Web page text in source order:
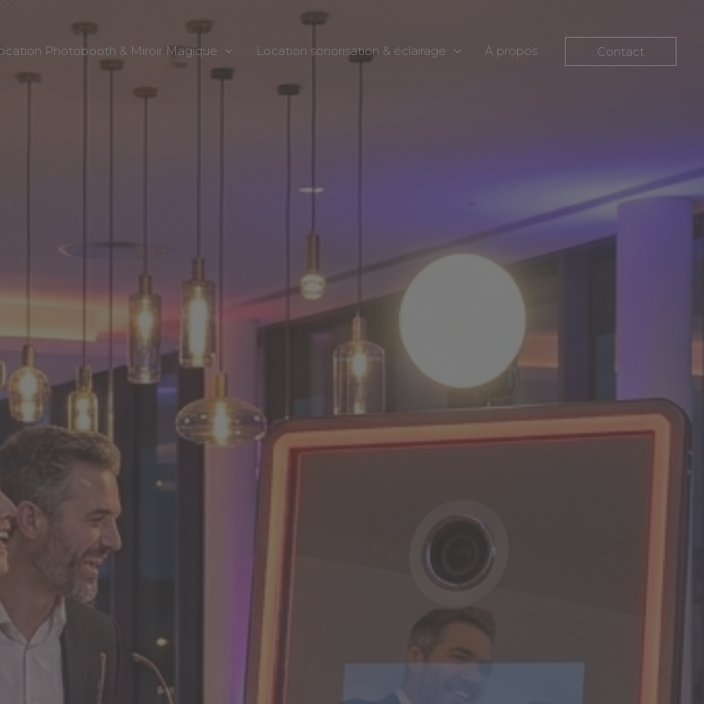
Photobooth & Miroir Magique Location sonorisation & éclairage À propos Contact